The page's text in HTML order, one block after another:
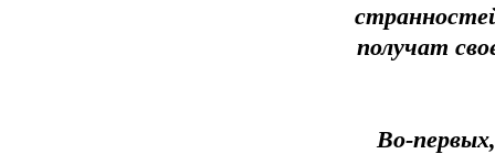
получат
Во-